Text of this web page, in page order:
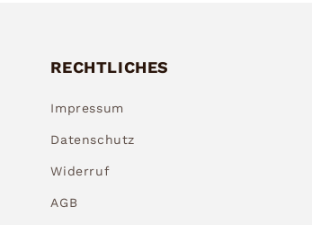
RECHTLICHES
Impressum
Datenschutz
Widerruf
AGB